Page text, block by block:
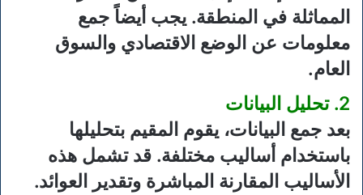
المماثلة في المنطقة. يجب أيضاً جمع
معلومات عن الوضع الاقتصادي والسوق
العام.
2. تحليل البيانات
بعد جمع البيانات، يقوم المقيم بتحليلها
باستخدام أساليب مختلفة. قد تشمل هذه
الأساليب المقارنة المباشرة وتقدير العوائد.